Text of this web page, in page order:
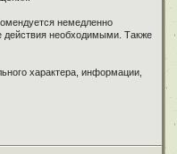
немедленно
действия необходимыми. Также
характера, информации,